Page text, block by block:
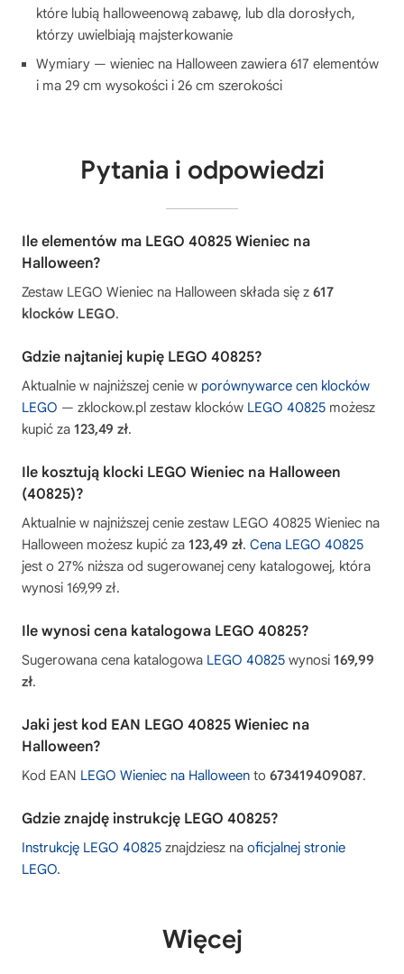
które lubią halloweenową zabawę, lub dla dorosłych,
którzy uwielbiają majsterkowanie
Wymiary — wieniec na Halloween zawiera 617 elementów
i ma 29 cm wysokości i 26 cm szerokości
Pytania i odpowiedzi
Ile elementów ma LEGO 40825 Wieniec na
Halloween?
Zestaw LEGO Wieniec na Halloween składa się z 617
klocków LEGO.
Gdzie najtaniej kupię LEGO 40825?
Aktualnie w najniższej cenie w porównywarce cen klocków
LEGO — zklockow.pl zestaw klocków LEGO 40825 możesz
kupić za 123,49 zł.
Ile kosztują klocki LEGO Wieniec na Halloween
(40825)?
Aktualnie w najniższej cenie zestaw LEGO 40825 Wieniec na
Halloween możesz kupić za 123,49 zł. Cena LEGO 40825
jest o 27% niższa od sugerowanej ceny katalogowej, która
wynosi 169,99 zł.
Ile wynosi cena katalogowa LEGO 40825?
Sugerowana cena katalogowa LEGO 40825 wynosi 169,99
zł.
Jaki jest kod EAN LEGO 40825 Wieniec na
Halloween?
Kod EAN LEGO Wieniec na Halloween to 673419409087.
Gdzie znajdę instrukcję LEGO 40825?
Instrukcję LEGO 40825 znajdziesz na oficjalnej stronie
LEGO.
Więcej